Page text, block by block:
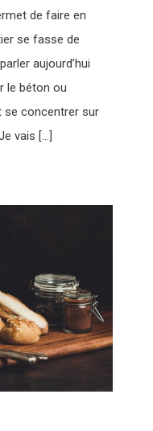
de faire en
se fasse de
aujourd’hui
le béton ou
se concentrer sur
vais […]